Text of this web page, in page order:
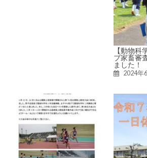
【動物科
ブ家畜審
ました！
2024年